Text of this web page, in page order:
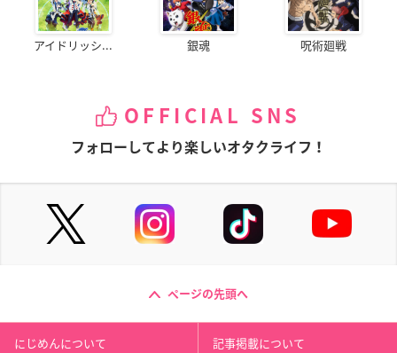
アイドリッシ... 銀魂 呪術廻戦
OFFICIAL SNS
フォローしてより楽しいオタクライフ！
ページの先頭へ
にじめんについて 記事掲載について